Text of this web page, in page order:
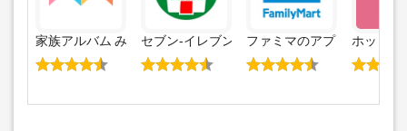
家族アルバム みてねセブン‐イレブンアプリファミマのアプリ「ファミ
ホットペ